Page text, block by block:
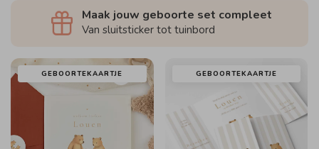
Maak jouw geboorte set compleet
Van sluitsticker tot tuinbord
GEBOORTEKAARTJE GEBOORTEKAARTJE